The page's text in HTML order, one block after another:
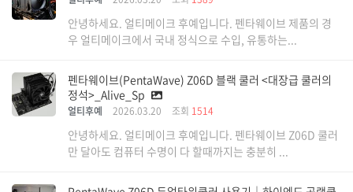
안녕하세요. 얼티메이크 후예입니다. 펜타웨이브 제품의 경
우 얼티메이크에서 국내 정식으로 수입, 유통하는...
펜타웨이브(PentaWave) Z06D 블랙 쿨러 <대장급 쿨러의
정석>_Alive_Sp
얼티후예 2026.03.20 조회 1514
안녕하세요. 얼티메이크 후예입니다. 펜타웨이브 Z06D 쿨러
만 달아도 컴퓨터 수명이 다 할때까지는 충분히 ...